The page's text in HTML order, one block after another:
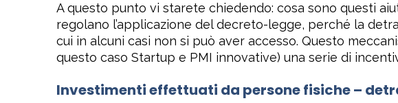
A questo punto vi starete chiedendo: cosa sono questi
regolano l’applicazione del decreto-legge, perché la
cui in alcuni casi non si può aver accesso. Questo
questo caso Startup e PMI innovative) una serie di
Investimenti effettuati da persone fisiche –